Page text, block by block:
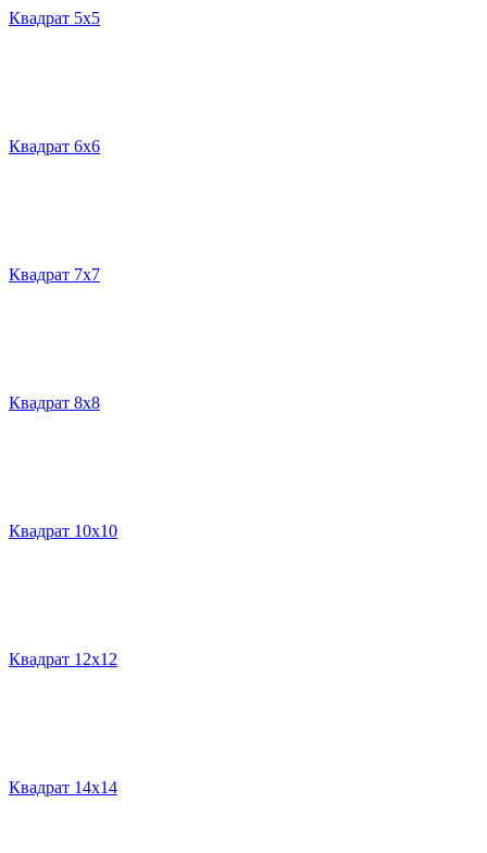
Квадрат 5х5
Квадрат 6х6
Квадрат 7х7
Квадрат 8х8
Квадрат 10х10
Квадрат 12х12
Квадрат 14х14